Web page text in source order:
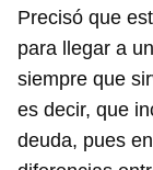
Precisó que
para llegar a
siempre que
es decir, que
deuda, pues